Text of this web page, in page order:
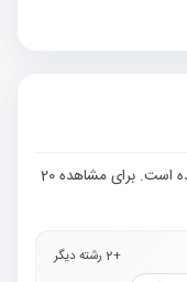
از هر دسته چند رشته پرطرفدار نمایش داده شده است. برای مشاهده 20
+2 رشته دیگر